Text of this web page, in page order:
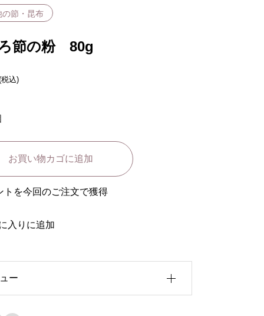
の節・昆布
節の粉 80g
税込)
お買い物カゴに追加
トを今回のご注文で獲得
入りに追加
ー